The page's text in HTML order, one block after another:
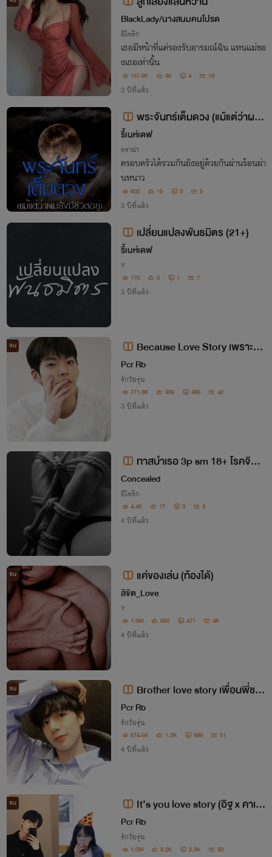
BlackLady/นางสนมคนโปรด
อีโรติก
เธอมีหน้าที่แค่รองรับอารมณ์ฉัน แทนแม่ขอ
งเธอเท่านั้น
131.9K 36 4 18
3 ปีที่แล้ว
พระจันทร์เต็มดวง (แม้แต่ว่าผม
ยังมีชีวิตอยู่)
รี้เนห์เดฟ
ดราม่า
ครอบครัวได้รวมกันยังอยู่ด้วยกันผ่านร้อนผ่า
นหนาว
602 15 0 5
3 ปีที่แล้ว
เปลี่ยนแปลงพันธมิตร (21+)
รี้เนห์เดฟ
Y
170 0 1 1
3 ปีที่แล้ว
จบ
Because Love Story เพราะว่า
รัก (รามสูร+ไข่เจียว)
Pcr Rb
รักวัยรุ่น
771.8K 906 496 42
3 ปีที่แล้ว
ทาสบำเรอ 3p sm 18+ โรคจิต ซ
าดิสม์
Concealed
อีโรติก
4.4K 17 3 3
4 ปีที่แล้ว
จบ แค่ของเล่น (ท้องได้)
ลิขิต_Love
Y
1.3M 693 471 48
4 ปีที่แล้ว
จบ
Brother love story เพื่อนพี่ชาย
สุดที่รัก (นารา+เดฟ)
Pcr Rb
รักวัยรุ่น
674.6K 1.2K 688 51
4 ปีที่แล้ว
จบ
It’s you love story (อิฐ x คาเร
น)
Pcr Rb
รักวัยรุ่น
1.0M 3.2K 2.5K 50